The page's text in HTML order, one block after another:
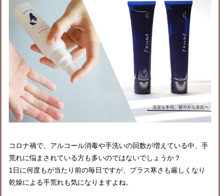
コロナ禍で、アルコール消毒や手洗いの回数が増えている中、手
荒れに悩まされている方も多いのではないでしょうか？
1日に何度もが当たり前の毎日ですが、プラス寒さも厳しくなり
乾燥による手荒れも気になりますよね。